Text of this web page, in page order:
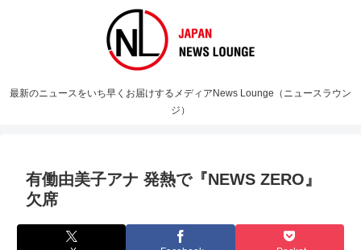
最新のニュースをいち早くお届けするメディアNews Lounge（ニュースラウン
ジ）
有働由美子アナ 発熱で『NEWS ZERO』
欠席